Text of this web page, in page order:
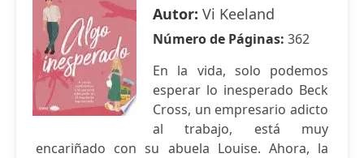
Autor: Vi Keeland
Número de Páginas: 362
En la vida, solo podemos
esperar lo inesperado Beck
Cross, un empresario adicto
al trabajo, está muy
encariñado con su abuela Louise. Ahora, la